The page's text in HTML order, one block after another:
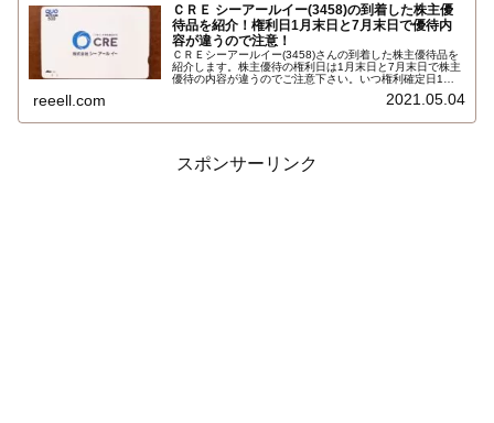
ＣＲＥ シーアールイー(3458)の到着した株主優
待品を紹介！権利日1月末日と7月末日で優待内
容が違うので注意！
ＣＲＥシーアールイー(3458)さんの到着した株主優待品を
紹介します。株主優待の権利日は1月末日と7月末日で株主
優待の内容が違うのでご注意下さい。いつ権利確定日1月
reeell.com 2021.05.04
スポンサーリンク